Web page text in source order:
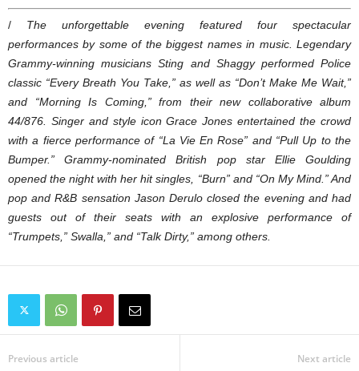
/ The unforgettable evening featured four spectacular
performances by some of the biggest names in music. Legendary
Grammy-winning musicians Sting and Shaggy performed Police
classic “Every Breath You Take,” as well as “Don’t Make Me Wait,”
and “Morning Is Coming,” from their new collaborative album
44/876. Singer and style icon Grace Jones entertained the crowd
with a fierce performance of “La Vie En Rose” and “Pull Up to the
Bumper.” Grammy-nominated British pop star Ellie Goulding
opened the night with her hit singles, “Burn” and “On My Mind.” And
pop and R&B sensation Jason Derulo closed the evening and had
guests out of their seats with an explosive performance of
“Trumpets,” Swalla,” and “Talk Dirty,” among others.
Previous article Next article